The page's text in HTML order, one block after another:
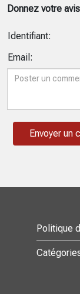
Donnez votre
Identifiant:
Email:
Politique